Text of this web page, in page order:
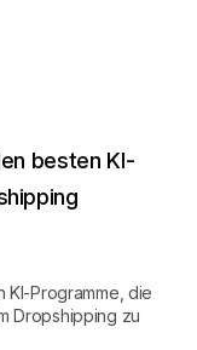
besten KI-
KI-Programme, die
Dropshipping zu